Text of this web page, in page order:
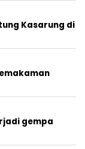
Kasarung di
gempa